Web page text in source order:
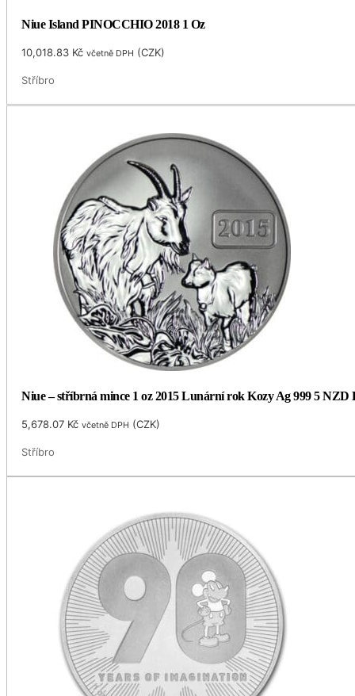
Niue Island PINOCCHIO 2018 1 Oz
10,018.83 Kč včetně DPH (CZK)
Stříbro
Niue – stříbrná mince 1 oz 2015 Lunární rok Kozy Ag 999 5 NZD
5,678.07 Kč včetně DPH (CZK)
Stříbro